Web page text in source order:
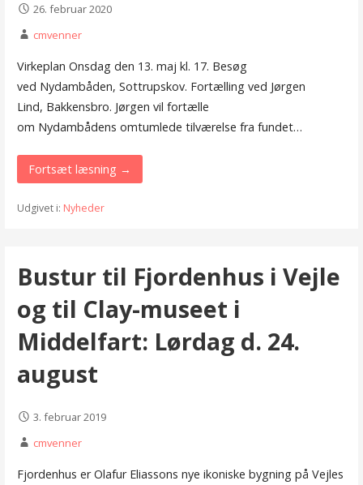
26. februar 2020
cmvenner
Virkeplan Onsdag den 13. maj kl. 17. Besøg
ved Nydambåden, Sottrupskov. Fortælling ved Jørgen
Lind, Bakkensbro. Jørgen vil fortælle
om Nydambådens omtumlede tilværelse fra fundet…
Fortsæt læsning →
Udgivet i: Nyheder
Bustur til Fjordenhus i Vejle
og til Clay-museet i
Middelfart: Lørdag d. 24.
august
3. februar 2019
cmvenner
Fjordenhus er Olafur Eliassons nye ikoniske bygning på Vejles